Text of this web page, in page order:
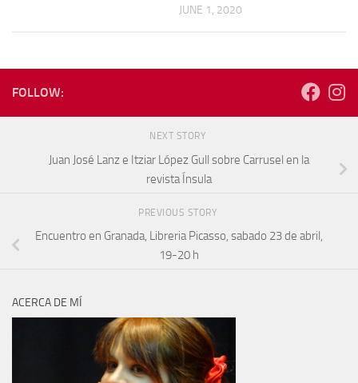
JUNE 1, 2020
FOLLOW:
NEXT STORY
Juan José Lanz e Itziar López Gull sobre Carrusel en la
revista Ínsula
PREVIOUS STORY
Encuentro en Granada, Libreria Picasso, sabado 23 de abril,
19-20 h
ACERCA DE MÍ